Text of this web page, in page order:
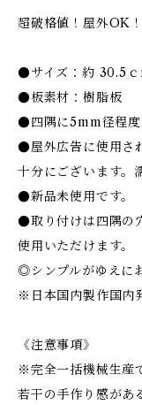
超破格値！屋外OK！
●サイズ：約 30.5ｃ
●板素材：樹脂板
●四隅に5mm径程度
●屋外広告に使用さ
十分にございます。
●新品未使用です。
●取り付けは四隅の
使用いただけます。
◎シンプルがゆえに
※日本国内製作国内
《注意事項》
※完全一括機械生産
若干の手作り感があ